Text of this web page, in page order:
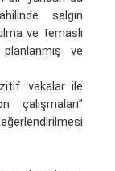
salgın
ve temaslı
ve
vakalar ile
çalışmaları”